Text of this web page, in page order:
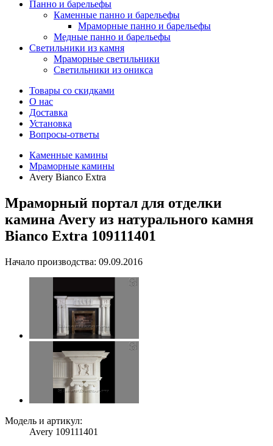
Панно и барельефы
Каменные панно и барельефы
Мраморные панно и барельефы
Медные панно и барельефы
Светильники из камня
Мраморные светильники
Светильники из оникса
Товары со скидками
О нас
Доставка
Установка
Вопросы-ответы
Каменные камины
Мраморные камины
Avery Bianco Extra
Мраморный портал для отделки
камина Avery из натурального камня
Bianco Extra 109111401
Начало производства: 09.09.2016
Модель и артикул:
Avery 109111401